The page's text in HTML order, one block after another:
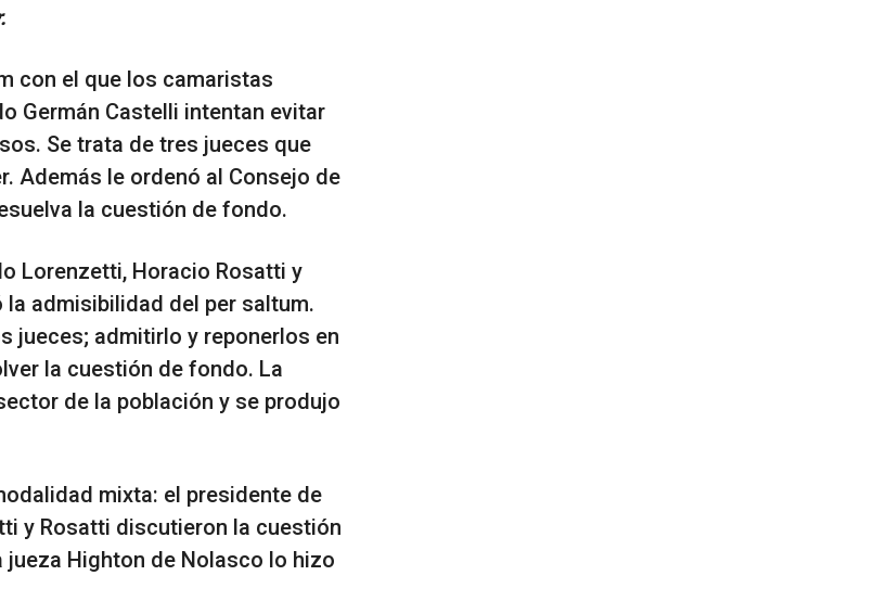
con el que los camaristas
Germán Castelli intentan evitar
Se trata de tres jueces que
Además le ordenó al Consejo de
la cuestión de fondo.
Lorenzetti, Horacio Rosatti y
la admisibilidad del per saltum.
jueces; admitirlo y reponerlos en
la cuestión de fondo. La
de la población y se produjo
mixta: el presidente de
y Rosatti discutieron la cuestión
jueza Highton de Nolasco lo hizo